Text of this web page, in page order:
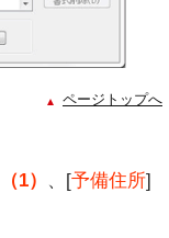
ページトップへ
（1） 、[予備住所]